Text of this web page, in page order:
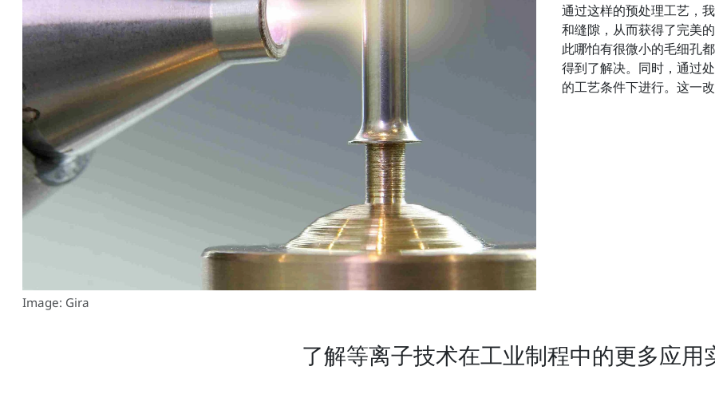
Image: Gira
通过这样的预处理工艺，
和缝隙，从而获得了完美
此哪怕有很微小的毛细孔
得到了解决。同时，通过
的工艺条件下进行。这一
了解等离子技术在工业制程中的更多应用